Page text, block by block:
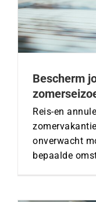
Bescherm
Reis-en
onverwacht
bepaalde